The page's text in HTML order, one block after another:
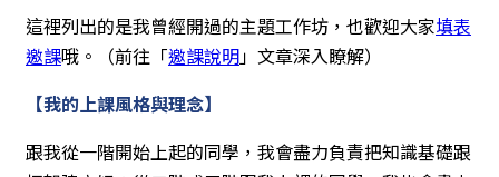
這裡列出的是我曾經開過的主題工作坊，也歡迎大家填表
邀課哦。（前往「邀課說明」文章深入瞭解）
【我的上課風格與理念】
跟我從一階開始上起的同學，我會盡力負責把知識基礎跟